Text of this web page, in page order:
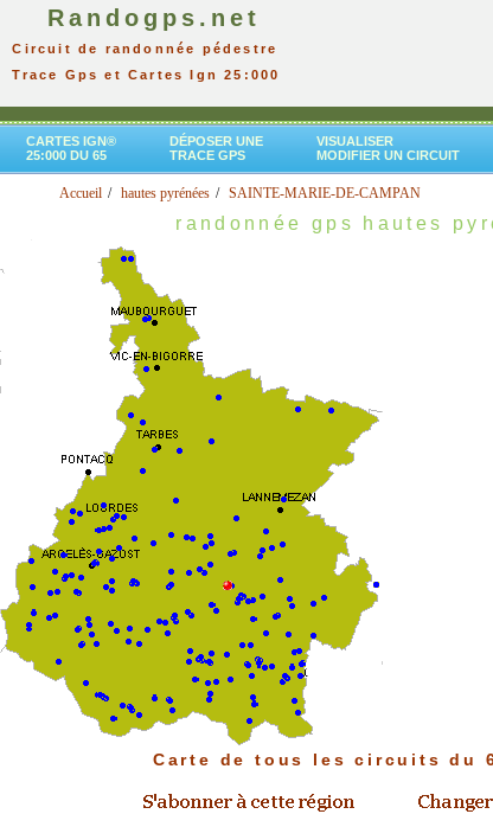
Randogps.net
Circuit de randonnée pédestre
Trace Gps et Cartes Ign 25:000
CARTES IGN®
25:000 DU 65
DÉPOSER UNE
TRACE GPS
VISUALISER
MODIFIER UN CIRCUIT
Accueil hautes pyrénées SAINTE-MARIE-DE-CAMPAN
randonnée gps hautes
Carte de tous les circuits du